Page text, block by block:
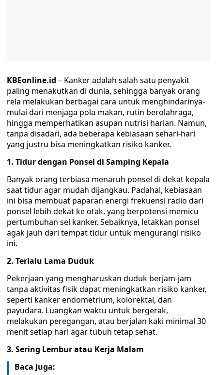
KBEonline.id – Kanker adalah salah satu penyakit
paling menakutkan di dunia, sehingga banyak orang
rela melakukan berbagai cara untuk menghindarinya-
mulai dari menjaga pola makan, rutin berolahraga,
hingga memperhatikan asupan nutrisi harian. Namun,
tanpa disadari, ada beberapa kebiasaan sehari-hari
yang justru bisa meningkatkan risiko kanker.
1. Tidur dengan Ponsel di Samping Kepala
Banyak orang terbiasa menaruh ponsel di dekat kepala
saat tidur agar mudah dijangkau. Padahal, kebiasaan
ini bisa membuat paparan energi frekuensi radio dari
ponsel lebih dekat ke otak, yang berpotensi memicu
pertumbuhan sel kanker. Sebaiknya, letakkan ponsel
agak jauh dari tempat tidur untuk mengurangi risiko
ini.
2. Terlalu Lama Duduk
Pekerjaan yang mengharuskan duduk berjam-jam
tanpa aktivitas fisik dapat meningkatkan risiko kanker,
seperti kanker endometrium, kolorektal, dan
payudara. Luangkan waktu untuk bergerak,
melakukan peregangan, atau berjalan kaki minimal 30
menit setiap hari agar tubuh tetap sehat.
3. Sering Lembur atau Kerja Malam
Baca Juga: